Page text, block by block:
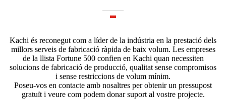
Kachi és reconegut com a líder de la indústria en la prestació dels
millors serveis de fabricació ràpida de baix volum. Les empreses
de la llista Fortune 500 confien en Kachi quan necessiten
solucions de fabricació de producció, qualitat sense compromisos
i sense restriccions de volum mínim.
Poseu-vos en contacte amb nosaltres per obtenir un pressupost
gratuït i veure com podem donar suport al vostre projecte.